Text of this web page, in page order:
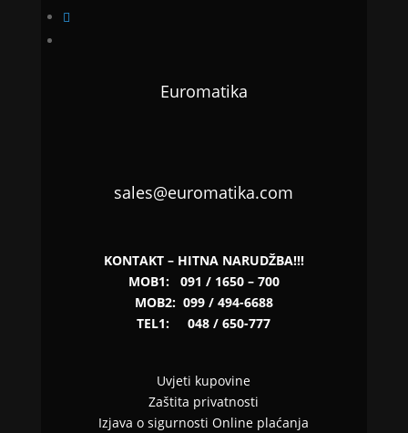
Euromatika
sales@euromatika.com
KONTAKT – HITNA NARUDŽBA!!!
MOB1: 091 / 1650 – 700
MOB2: 099 / 494-6688
TEL1:048 / 650-777
Uvjeti kupovine
Zaštita privatnosti
Izjava o sigurnosti Online plaćanja